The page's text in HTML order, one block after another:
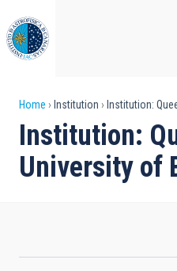
to
main
content
Breadcrumb
Home Institution Institution:
Institution:
University of